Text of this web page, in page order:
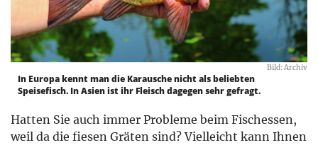
Bild: Archiv
In Europa kennt man die Karausche nicht als beliebten
Speisefisch. In Asien ist ihr Fleisch dagegen sehr gefragt.
Hatten Sie auch immer Probleme beim Fischessen,
weil da die fiesen Gräten sind? Vielleicht kann Ihnen